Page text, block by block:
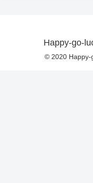
Happy-go-
© 2020 Happy-